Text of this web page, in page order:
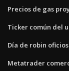
Precios de gas
Ticker común del
Día de robin
Metatrader